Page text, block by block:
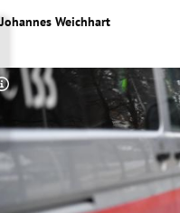
Untermenü
Untermenü
Untermenü
Untermenü
Johannes Weichhart
Copyright-Hinweis öffnen/